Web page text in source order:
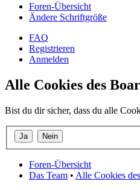
Foren-Übersicht
Ändere Schriftgröße
FAQ
Registrieren
Anmelden
Alle Cookies des
Bist du dir sicher, dass du alle
Foren-Übersicht
Das Team • Alle Cookies